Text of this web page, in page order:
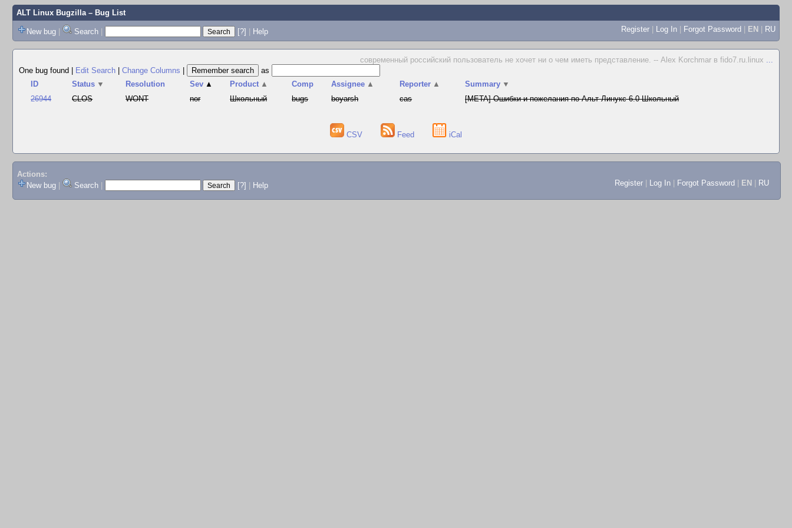
ALT Linux Bugzilla– Bug List
New bug | Search | [?] | Help Register | Log In | Forgot Password | EN | RU
современный российский пользователь не хочет ни о чем иметь представление. -- Alex Korchmar в fido7.ru.linux ...
One bug found
Edit Search Change Columns
as
ID
Status ▼ Resolution Sev ▲ Product ▲ Comp Assignee ▲ Reporter ▲ Summary ▼
26944
CLOS WONT nor Школьный bugs boyarsh cas [META] Ошибки и пожелания по Альт Линукс 6.0 Школьный
CSV Feed iCal
Actions:
New bug
Search [?] Help Register Log In Forgot Password EN RU